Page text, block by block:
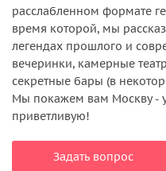
расслабленном формате
время которой, мы
легендах прошлого и
вечеринки, камерные
секретные бары (в
Мы покажем вам Москву -
приветливую!
Задать вопрос